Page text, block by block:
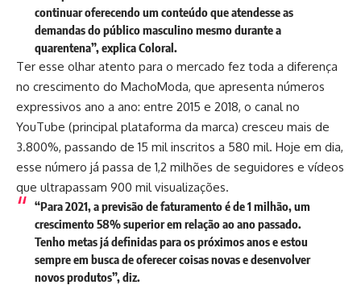
continuar oferecendo um conteúdo que atendesse as
demandas do público masculino mesmo durante a
quarentena”, explica Coloral.
Ter esse olhar atento para o mercado fez toda a diferença
no crescimento do MachoModa, que apresenta números
expressivos ano a ano: entre 2015 e 2018, o canal no
YouTube (principal plataforma da marca) cresceu mais de
3.800%, passando de 15 mil inscritos a 580 mil. Hoje em dia,
esse número já passa de 1,2 milhões de seguidores e vídeos
que ultrapassam 900 mil visualizações.
“Para 2021, a previsão de faturamento é de 1 milhão, um
crescimento 58% superior em relação ao ano passado.
Tenho metas já definidas para os próximos anos e estou
sempre em busca de oferecer coisas novas e desenvolver
novos produtos”, diz.